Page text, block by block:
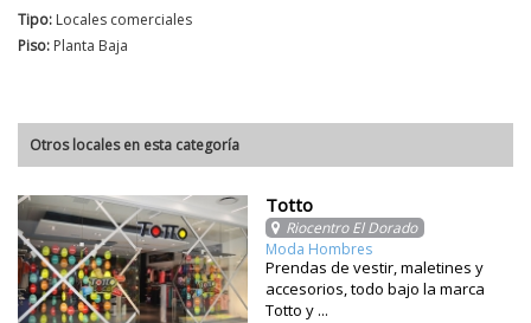
Tipo: Locales comerciales
Piso: Planta Baja
Otros locales en esta categoría
Totto
Riocentro El Dorado
Moda Hombres
Prendas de vestir, maletines y
accesorios, todo bajo la marca
Totto y ...